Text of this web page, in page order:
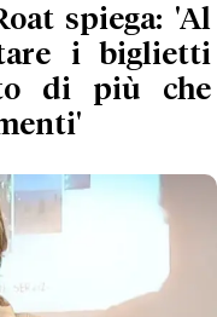
spiega: 'Al
i biglietti
di più che